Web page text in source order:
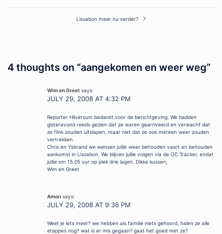
navigation
Lissabon maar nu verder?
4 thoughts on “aangekomen en weer weg”
Wim en Greet says:
JULY 29, 2008 AT 4:32 PM
Reporter Hilversum bedankt voor de berichtgeving. We hadden
gisteravond reeds gezien dat ze waren gearriveerd en verwacht dat
ze flink zouden uitslapen, maar niet dat ze ook meteen weer zouden
vertrekken.
Chris en Ysbrand we wensen jullie weer behouden vaart en behouden
aankomst in Lissabon. We blijven jullie volgen via de OC Tracker, endat
jullie om 15.05 uur op plek drie lagen. Dikke kussen,
Wim en Greet
Amon says:
JULY 29, 2008 AT 9:36 PM
Weet je iets meer? we hebben als familie niets gehoord, halen ze alle
etappes nog? wat is er mis gegaan? gaat het goed met ze?